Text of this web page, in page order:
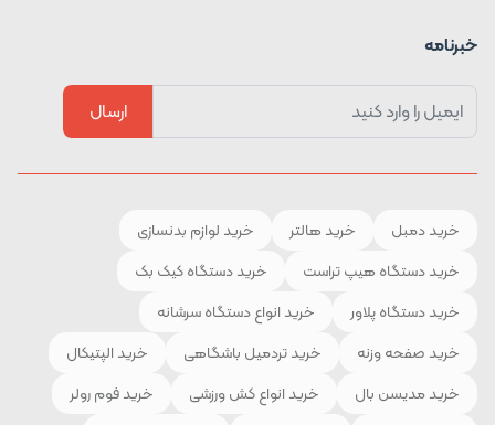
خبرنامه
ارسال
خرید دمبل خرید هالتر
خرید لوازم بدنسازی
خرید دستگاه هیپ تراست
خرید دستگاه کیک بک
خرید دستگاه پلاور
خرید انواع دستگاه سرشانه
خرید صفحه وزنه
خرید تردمیل باشگاهی
خرید الپتیکال
خرید مدیسن بال
خرید انواع کش ورزشی
خرید فوم رولر